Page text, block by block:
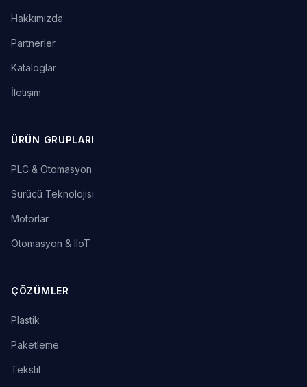
Hakkımızda
Partnerler
Kataloglar
İletişim
ÜRÜN GRUPLARI
PLC & Otomasyon
Sürücü Teknolojisi
Motorlar
Otomasyon & IIoT
ÇÖZÜMLER
Plastik
Paketleme
Tekstil